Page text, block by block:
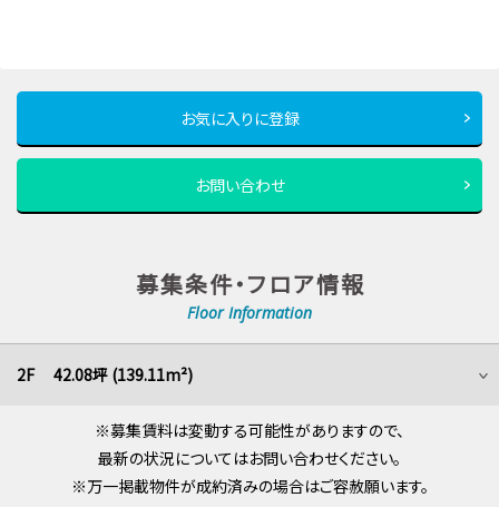
お気に入りに登録
お問い合わせ
募集条件・フロア情報
Floor Information
2F 42.08坪 (139.11m²)
※募集賃料は変動する可能性がありますので、
最新の状況についてはお問い合わせください。
※万一掲載物件が成約済みの場合はご容赦願います。